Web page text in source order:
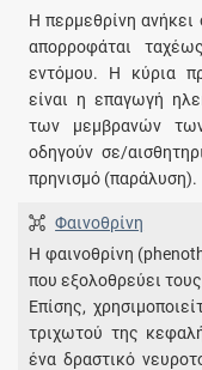
Η περμεθρίνη
απορροφάται
εντόμου. Η κύρια
είναι η επαγωγή
των μεμβρανών
οδηγούν σε/
πρηνισμό (παράλυση).
Φαινοθρίνη
Η φαινοθρίνη
που εξολοθρεύει
Επίσης,
τριχωτού της
ένα δραστικό